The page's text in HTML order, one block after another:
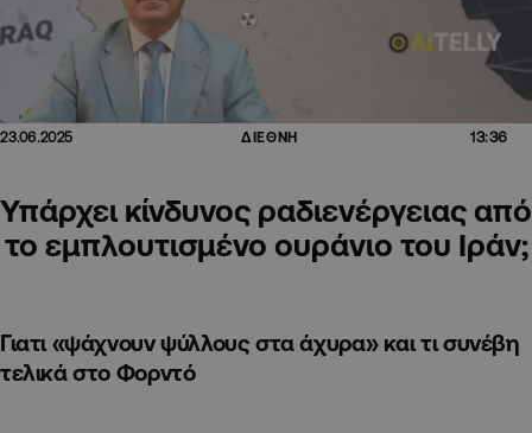
23.06.2025 ΔΙΕΘΝΗ 13:36
Υπάρχει κίνδυνος ραδιενέργειας από
το εμπλουτισμένο ουράνιο του Ιράν;
Γιατι «ψάχνουν ψύλλους στα άχυρα» και τι συνέβη
τελικά στο Φορντό